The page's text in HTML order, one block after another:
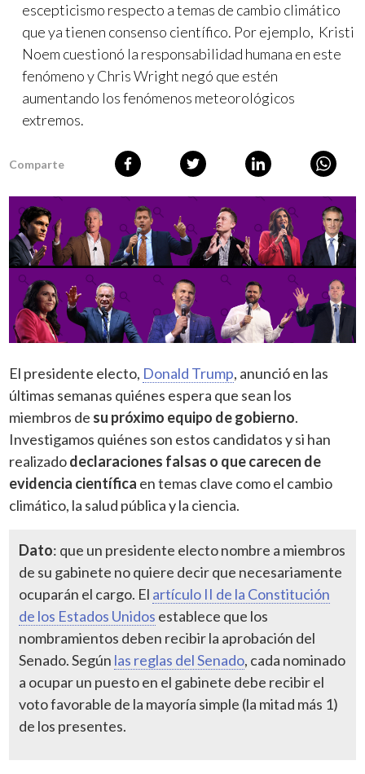
escepticismo respecto a temas de cambio climático
que ya tienen consenso científico. Por ejemplo, Kristi
Noem cuestionó la responsabilidad humana en este
fenómeno y Chris Wright negó que estén
aumentando los fenómenos meteorológicos
extremos.
Comparte
El presidente electo, Donald Trump, anunció en las
últimas semanas quiénes espera que sean los
miembros de su próximo equipo de gobierno.
Investigamos quiénes son estos candidatos y si han
realizadodeclaraciones falsas o que carecen de
evidencia científica en temas clave como el cambio
climático, la salud pública y la ciencia.
Dato: que un presidente electo nombre a miembros
de su gabinete no quiere decir que necesariamente
ocuparán el cargo. El artículo II de la Constitución
de los Estados Unidos establece que los
nombramientos deben recibir la aprobación del
Senado. Según las reglas del Senado, cada nominado
a ocupar un puesto en el gabinete debe recibir el
voto favorable de la mayoría simple (la mitad más 1)
de los presentes.